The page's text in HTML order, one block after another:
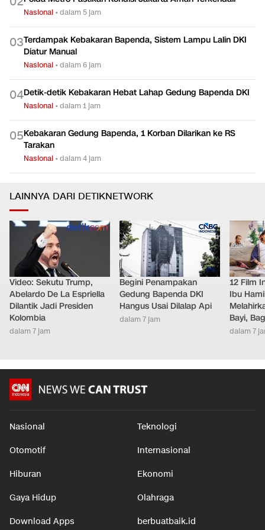
Nasional •dalam 5 jam
03Terdampak Kebakaran Bapenda, Sistem Lampu Lalin DKI
Diatur Manual
Nasional •dalam 6 jam
04Detik-detik Kebakaran Hebat Lahap Gedung Bapenda DKI
Nasional •dalam 1 jam
05Kebakaran Gedung Bapenda, 1 Korban Dilarikan ke RS
Tarakan
Nasional •dalam 4 jam
LAINNYA DARI DETIKNETWORK
Video: Sekutu Trump,
Abelardo De La Espriella
Dilantik Jadi Presiden
Kolombia
dalam 7 jam
Begini Penampakan
Gedung Bapenda DKI
Hangus Usai Dilalap Api
dalam 7 jam
12 Film
Ibu
Bayi,
dalam 7
Nasional Teknologi
Otomotif Internasional
Hiburan Ekonomi
Gaya Hidup Olahraga
Download Apps berbuatbaik.id